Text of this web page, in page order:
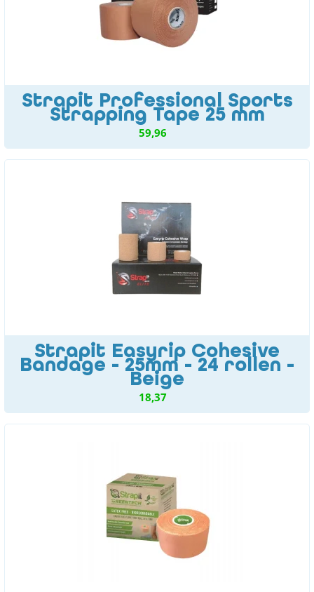
Strapit Professional Sports
Strapping Tape 25 mm
59,96
Strapit Easyrip Cohesive
Bandage - 25mm - 24 rollen -
Beige
18,37